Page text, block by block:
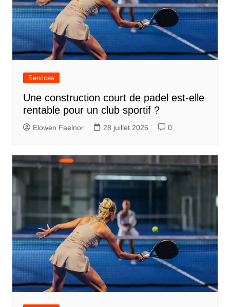
i
o
n
d
i
c
l
e
Services
Une construction court de padel est-elle
rentable pour un club sportif ?
Elowen Faelnor 28 juillet 2026 0